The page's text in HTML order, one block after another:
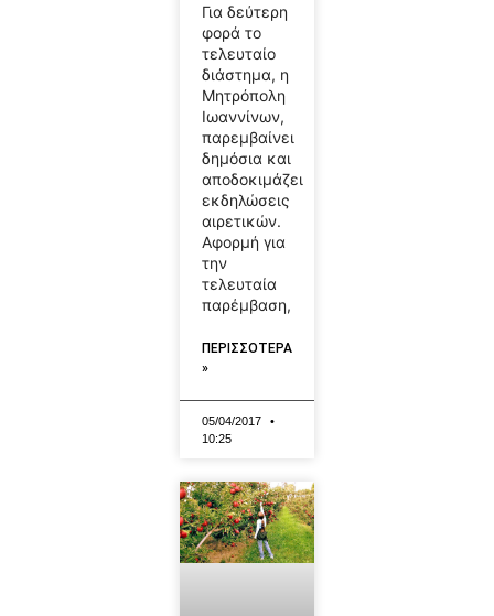
Για δεύτερη
φορά το
τελευταίο
διάστημα, η
Μητρόπολη
Ιωαννίνων,
παρεμβαίνει
δημόσια και
αποδοκιμάζει
εκδηλώσεις
αιρετικών.
Αφορμή για
την
τελευταία
παρέμβαση,
ΠΕΡΙΣΣΟΤΕΡΑ
»
05/04/2017
10:25